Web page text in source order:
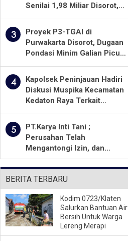
Senilai 1,98 Miliar Disorot,
Pekerjaan Diawasi Ketat
3
Proyek P3-TGAI di
Purwakarta Disorot, Dugaan
Pondasi Minim Galian Picu
Pengawasan
4
Kapolsek Peninjauan Hadiri
Diskusi Muspika Kecamatan
Kedaton Raya Terkait
Tani Dengan PT. GNS
5
PT.Karya Inti Tani ;
Perusahan Telah
Mengantongi Izin, dan
Berkomitmen Menjalankan
Aturan Yang Berlaku
BERITA TERBARU
Kodim 0723/Klaten
Salurkan Bantuan Air
Bersih Untuk Warga
Lereng Merapi